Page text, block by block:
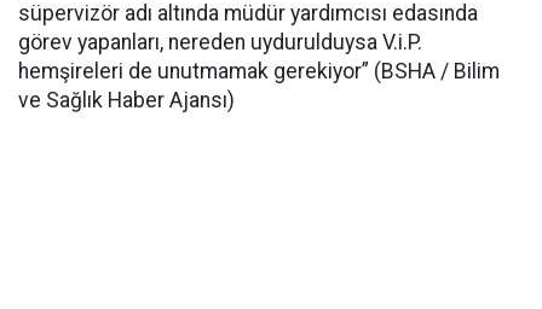
süpervizör adı altında müdür yardımcısı edasında
görev yapanları, nereden uydurulduysa V.i.P.
hemşireleri de unutmamak gerekiyor” (BSHA / Bilim
ve Sağlık Haber Ajansı)